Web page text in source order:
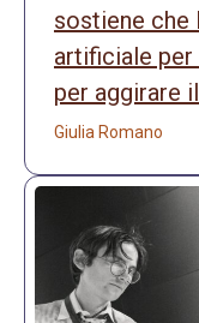
sostiene che
artificiale per
per aggirare
Giulia Romano